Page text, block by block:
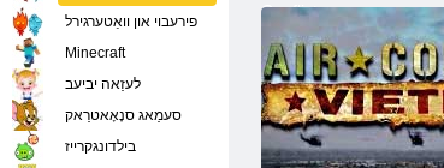
Conflict ןרעטש
פירעבוי און וואַטערגירל
Minecraft
לעזַאה יביעב
סעמַאג סנָאָאטרַאק
בילדונגקרייז